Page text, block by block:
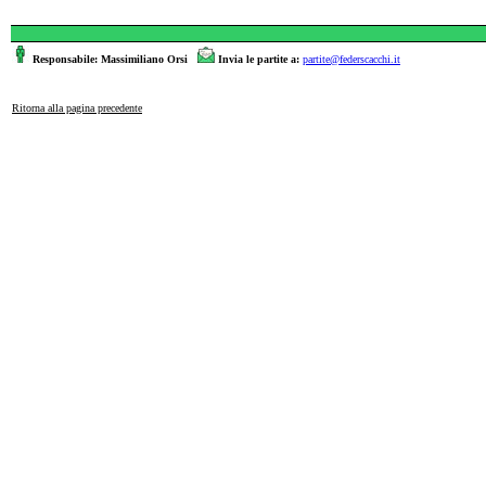
Responsabile: Massimiliano Orsi Invia le partite a: partite@federscacchi.it
Ritorna alla pagina precedente